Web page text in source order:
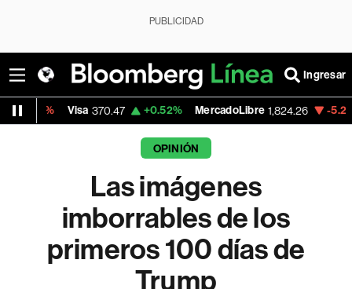
PUBLICIDAD
Ingresar
370.47 +0.52% MercadoLibre 1,824.26 -5.23% Banco
OPINIÓN
Las imágenes
imborrables de los
primeros 100 días de
Trump